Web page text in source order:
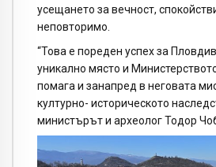
усещането за вечност,
неповторимо.
“Това е пореден успех за
уникално място и
помага и занапред в неговата
културно- историческото
министърът и археолог Тодор